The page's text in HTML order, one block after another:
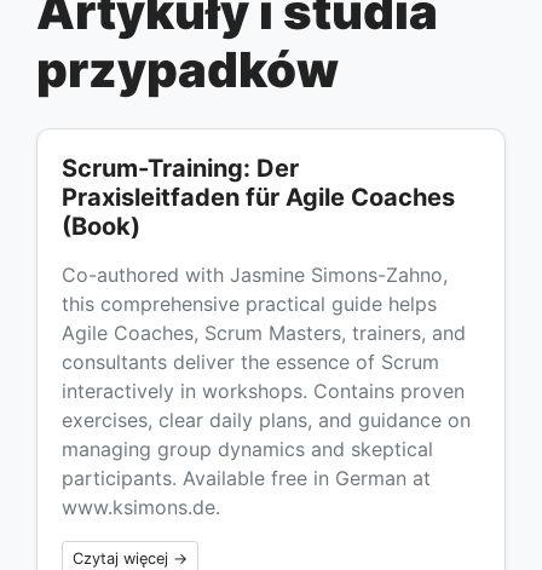
przypadków
Scrum-Training: Der
Praxisleitfaden für Agile Coaches
(Book)
Co-authored with Jasmine Simons-Zahno,
this comprehensive practical guide helps
Agile Coaches, Scrum Masters, trainers, and
consultants deliver the essence of Scrum
interactively in workshops. Contains proven
exercises, clear daily plans, and guidance on
managing group dynamics and skeptical
participants. Available free in German at
www.ksimons.de.
Czytaj więcej →